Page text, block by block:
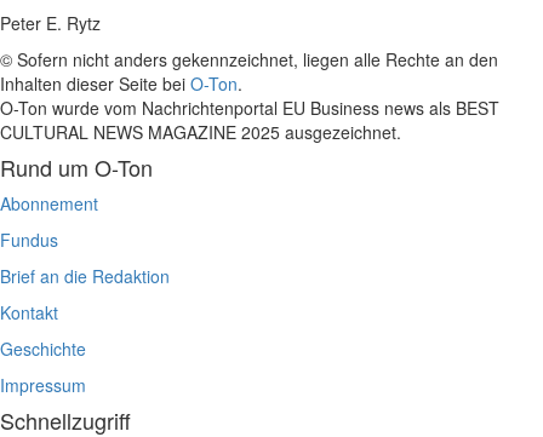
Peter E. Rytz
© Sofern nicht anders gekennzeichnet, liegen alle Rechte an den
Inhalten dieser Seite bei O-Ton.
O-Ton wurde vom Nachrichtenportal EU Business news als BEST
CULTURAL NEWS MAGAZINE 2025 ausgezeichnet.
Rund um O-Ton
Abonnement
Fundus
Brief an die Redaktion
Kontakt
Geschichte
Impressum
Schnellzugriff